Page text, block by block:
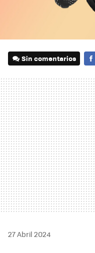
Sin comentarios
27 Abril 2024